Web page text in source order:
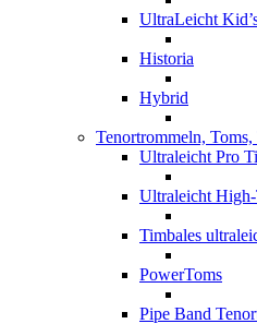
UltraLeicht
Historia
Hybrid
Tenortrommeln, Toms,
Ultraleicht Pro
Ultraleicht
Timbales
PowerToms
Pipe Band